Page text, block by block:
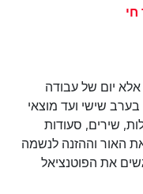
חי
יום של עבודה
שישי ועד מוצאי
שירים, סעודות
האור וההזנה לנשמה
את הפוטנציאל